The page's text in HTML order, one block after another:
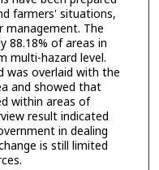
farmers' situations,
management. The
88.18% of areas in
multi-hazard level.
was overlaid with the
and showed that
within areas of
result indicated
in dealing
is still limited